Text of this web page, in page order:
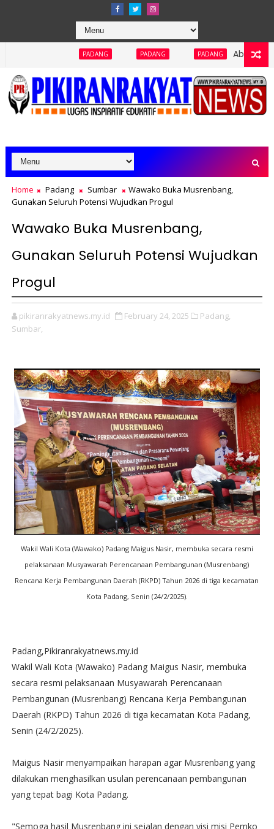
PADANG PADANG Abaikan Keterbukaan
Home Padang Sumbar
Wawako Buka Musrenbang,
Gunakan Seluruh Potensi Wujudkan Progul
Wawako Buka Musrenbang,
Gunakan Seluruh Potensi Wujudkan
Progul
pikiranrakyatnews.my.id February 24, 2025
Padang,
Sumbar,
Wakil Wali Kota (Wawako) Padang Maigus Nasir, membuka secara resmi
pelaksanaan Musyawarah Perencanaan Pembangunan (Musrenbang)
Rencana Kerja Pembangunan Daerah (RKPD) Tahun 2026 di tiga kecamatan
Kota Padang, Senin (24/2/2025).
Padang,Pikiranrakyatnews.my.id
Wakil Wali Kota (Wawako) Padang Maigus Nasir, membuka
secara resmi pelaksanaan Musyawarah Perencanaan
Pembangunan (Musrenbang) Rencana Kerja Pembangunan
Daerah (RKPD) Tahun 2026 di tiga kecamatan Kota Padang,
Senin (24/2/2025).
Maigus Nasir menyampaikan harapan agar Musrenbang yang
dilakukan menghasilkan usulan perencanaan pembangunan
yang tepat bagi Kota Padang.
"Semoga hasil Musrenbang ini sejalan dengan visi misi Pemko